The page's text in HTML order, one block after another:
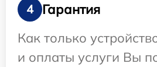
4
Гарантия
Как только
и оплаты услуги Вы